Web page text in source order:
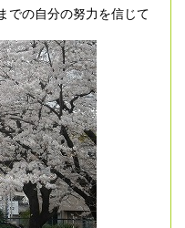
での自分の努力を信じて